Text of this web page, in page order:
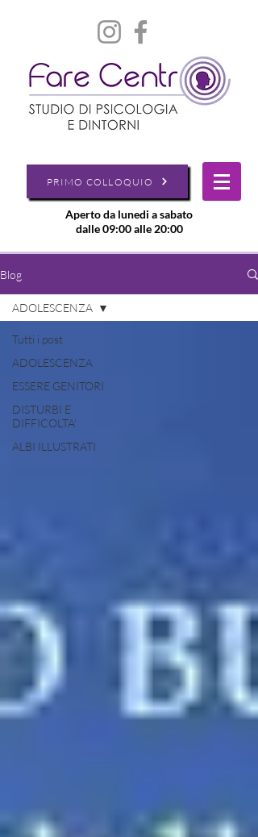
PRIMO COLLOQUIO
Aperto da lunedi a sabato
dalle 09:00 alle 20:00
Blog
Tutti i post
ADOLESCENZA
ESSERE GENITORI
DISTURBI E
DIFFICOLTA'
ALBI ILLUSTRATI
ADOLESCENZA